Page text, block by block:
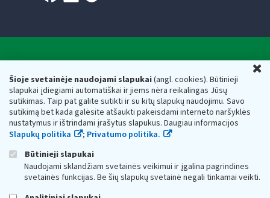
Šioje svetainėje naudojami slapukai(angl. cookies). Būtinieji
slapukai įdiegiami automatiškai ir jiems nėra reikalingas Jūsų
sutikimas. Taip pat galite sutikti ir su kitų slapukų naudojimu. Savo
sutikimą bet kada galėsite atšaukti pakeisdami interneto naršyklės
nustatymus ir ištrindami įrašytus slapukus. Daugiau informacijos
Slapukų politika
; Privatumo politika.
Būtinieji slapukai
Naudojami sklandžiam svetainės veikimui ir įgalina pagrindines
svetainės funkcijas. Be šių slapukų svetainė negali tinkamai veikti.
Respublikos finansų ministerijos
Biudžetinė įstaiga. Juridinio asmens kodas — 188659752,
adresas: Vasario 16-osios g. 14, 01107 Vilnius, Lietuva, el.paštas:
vmi@vmi.lt, E. pristatymo dėžutės adresas 188659752
Duomenys apie Valstybinę mokesčių inspekciją prie Lietuvos
Respublikos finansų ministerijos kaupiami ir saugomi Juridinių